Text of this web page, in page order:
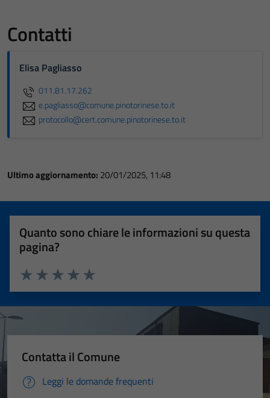
Contatti
Elisa Pagliasso
011.81.17.262
e.pagliasso@comune.pinotorinese.to.it
protocollo@cert.comune.pinotorinese.to.it
Ultimo aggiornamento: 20/01/2025, 11:48
Quanto sono chiare le informazioni su questa
pagina?
Valuta 5 stelle su 5
Valuta 4 stelle su 5
Valuta 3 stelle su 5
Valuta 2 stelle su 5
Valuta 1 stelle su 5
Contatta il Comune
Leggi le domande frequenti